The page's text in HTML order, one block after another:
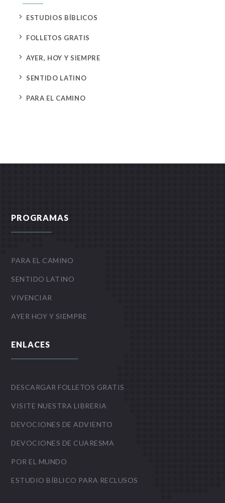
5 ESTUDIOS BÍBLICOS
5 FOLLETOS GRATIS
5 AYER, HOY Y SIEMPRE
5 SENTIDO LATINO
5 PARA EL CAMINO
PROGRAMAS
PARA EL CAMINO
SENTIDO LATINO
VIVENCIAR
AYER HOY Y SIEMPRE
ENLACES
DESCARGAR FOLLETOS GRATIS
VISITE NUESTRA LIBRERIA
DEVOCIONES DE ADVIENTO
DEVOCIONES DE CUARESMA
POR EL MUNDO
ESTUDIO BÍBLICO PARA RECLUSOS